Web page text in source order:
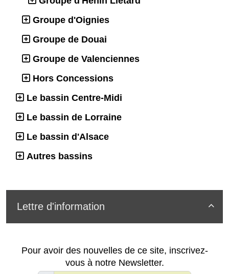
Groupe d'Oignies
Groupe de Douai
Groupe de Valenciennes
Hors Concessions
Le bassin Centre-Midi
Le bassin de Lorraine
Le bassin d'Alsace
Autres bassins

Lettre d'information
Pour avoir des nouvelles de ce site, inscrivez-
vous à notre Newsletter.